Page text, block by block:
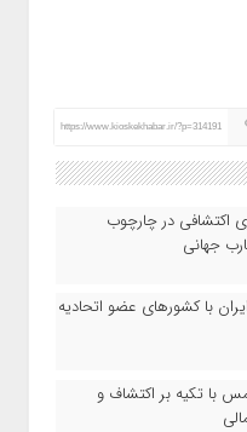
https://www.kioskekhabar.ir/?p=314191
اکتشافی در چارچوب
جهانی
با کشورهای عضو اتحادیه
با تکیه بر اکتشاف و